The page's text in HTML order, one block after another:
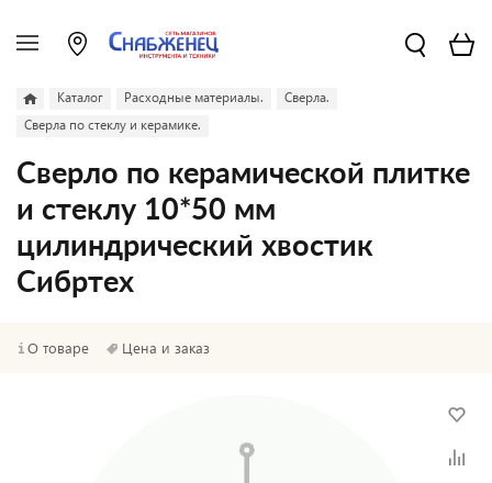
Каталог Расходные материалы.
Сверла.
Сверла по стеклу и керамике.
Сверло по керамической плитке
и стеклу 10*50 мм
цилиндрический хвостик
Сибртех
О товаре Цена и заказ